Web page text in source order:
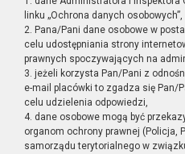
linku „Ochrona danych osobowych”,
2. Pana/Pani dane osobowe w
celu udostępniania strony
prawnych spoczywających na
3. jeżeli korzysta Pan/Pani z
e-mail placówki to zgadza się Pan/
celu udzielenia odpowiedzi,
4. dane osobowe mogą być
organom ochrony prawnej (Policja,
samorządu terytorialnego w